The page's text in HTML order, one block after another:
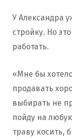
У Александра
стройку. Но
работать.
«Мне бы
продавать
выбирать не
пойду на
траву косить,